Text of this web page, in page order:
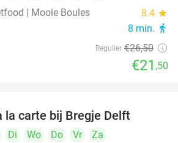
| Mooie Boules 8.4 star
8 min. directions_walk
Regulier €26,50
€21 ,50
la carte bij Bregje Delft
Di Wo Do Vr
Za